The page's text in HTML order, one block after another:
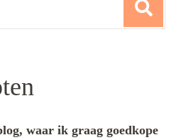
waar ik graag goedkope